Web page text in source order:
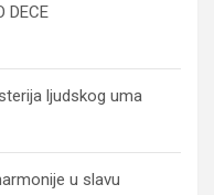
DECE
ljudskog uma
u slavu